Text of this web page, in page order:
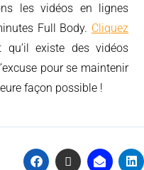
les vidéos en lignes
Full Body. Cliquez
qu’il existe des vidéos
pour se maintenir
façon possible !